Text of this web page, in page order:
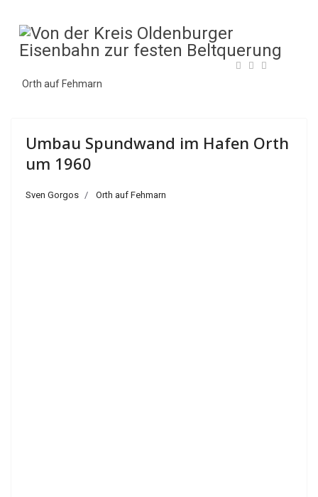
Orth auf Fehmarn
Umbau Spundwand im Hafen Orth
um 1960
Sven Gorgos Orth auf Fehmarn